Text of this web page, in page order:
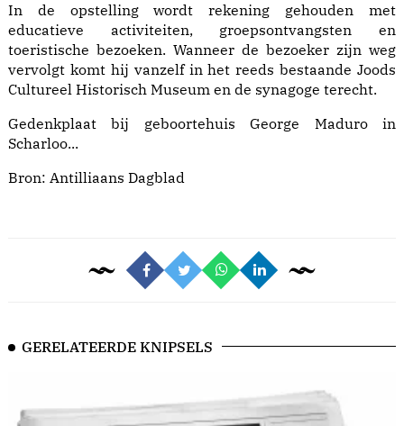
In de opstelling wordt rekening gehouden met
educatieve activiteiten, groepsontvangsten en
toeristische bezoeken. Wanneer de bezoeker zijn weg
vervolgt komt hij vanzelf in het reeds bestaande Joods
Cultureel Historisch Museum en de synagoge terecht.
Gedenkplaat bij geboortehuis George Maduro in
Scharloo...
Bron: Antilliaans Dagblad
GERELATEERDE KNIPSELS